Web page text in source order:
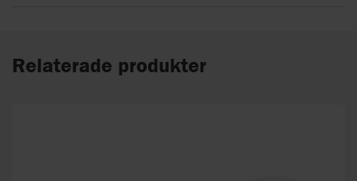
Relaterade produkter